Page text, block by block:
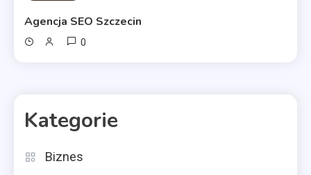
Agencja SEO Szczecin
0
Kategorie
Biznes